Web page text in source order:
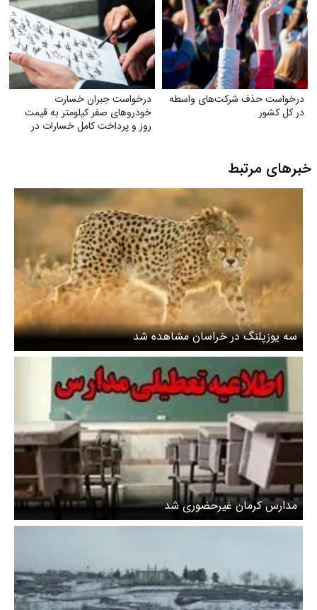
درخواست حذف شرکت‌های واسطه
در کل کشور
درخواست جبران خسارت
خودروهای صفر کیلومتر به قیمت
روز و پرداخت کامل خسارات در
خبرهای مرتبط
سه یوزپلنگ در خراسان مشاهده شد
مدارس کرمان غیرحضوری شد